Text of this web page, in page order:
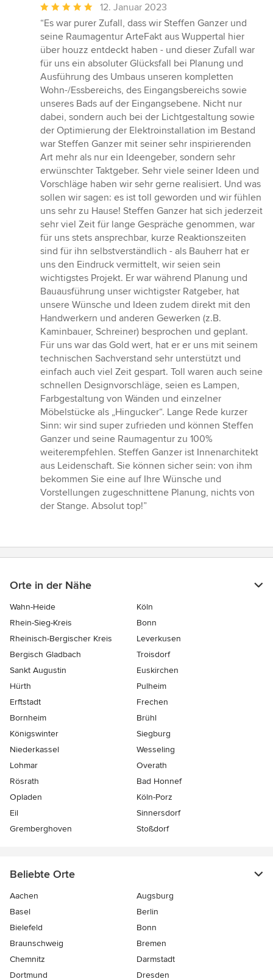
Durchschnittliche
Bewertung:
5
von
5
Sternen
12. Januar 2023
“Es war purer Zufall, dass wir Steffen Ganzer und
seine Raumagentur ArteFakt aus Wuppertal hier
über houzz entdeckt haben - und dieser Zufall war
für uns ein absoluter Glücksfall bei Planung und
Ausführung des Umbaus unseren kompletten
Wohn-/Essbereichs, des Eingangsbereichs sowie
unseres Bads auf der Eingangsebene. Nicht nur
dabei, sondern auch bei der Lichtgestaltung sowie
der Optimierung der Elektroinstallation im Bestand
war Steffen Ganzer mit seiner sehr inspirierenden
Art mehr als nur ein Ideengeber, sondern sehr
erwünschter Taktgeber. Sehr viele seiner Ideen und
Vorschläge haben wir sehr gerne realisiert. Und was
sollen wir sagen: es ist toll geworden und wir fühlen
uns sehr zu Hause! Steffen Ganzer hat sich jederzeit
sehr viel Zeit für lange Gespräche genommen, war
für uns stets ansprechbar, kurze Reaktionszeiten
sind für ihn selbstverständlich - als Bauherr hat er
uns den Eindruck vermittelt, wir seien sein
wichtigstes Projekt. Er war während Planung und
Bauausführung unser wichtigster Ratgeber, hat
unsere Wünsche und Ideen zudem direkt mit den
Handwerkern und anderen Gewerken (z.B.
Kaminbauer, Schreiner) besprochen und geplant.
Für uns war das Gold wert, hat er er uns mit seinem
technischen Sachverstand sehr unterstützt und
einfach auch viel Zeit gespart. Toll waren auch seine
schnellen Designvorschläge, seien es Lampen,
Farbgestaltung von Wänden und einzelner
Möbelstücke als „Hingucker“. Lange Rede kurzer
Sinn: wir sind super zufrieden und können Steffen
Ganzer und seine Raumagentur zu 100%
weiterempfehlen. Steffen Ganzer ist Innenarchitekt
aus Leidenschaft. Sie können sicher sein: von ihm
bekommen Sie eine auf Ihre Wünsche und
Vorstellungen zugeschnittene Planung, nichts von
der Stange. Absolut top!”
Orte in der Nähe
Wahn-Heide
Köln
Rhein-Sieg-Kreis
Bonn
Rheinisch-Bergischer Kreis
Leverkusen
Bergisch Gladbach
Troisdorf
Sankt Augustin
Euskirchen
Hürth
Pulheim
Erftstadt
Frechen
Bornheim
Brühl
Königswinter
Siegburg
Niederkassel
Wesseling
Lohmar
Overath
Rösrath
Bad Honnef
Opladen
Köln-Porz
Eil
Sinnersdorf
Gremberghoven
Stoßdorf
Beliebte Orte
Aachen
Augsburg
Basel
Berlin
Bielefeld
Bonn
Braunschweig
Bremen
Chemnitz
Darmstadt
Dortmund
Dresden